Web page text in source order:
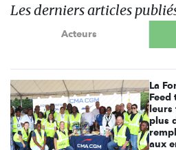
Les derniers articles
Acteurs
La
Feed
leurs
plus
aux